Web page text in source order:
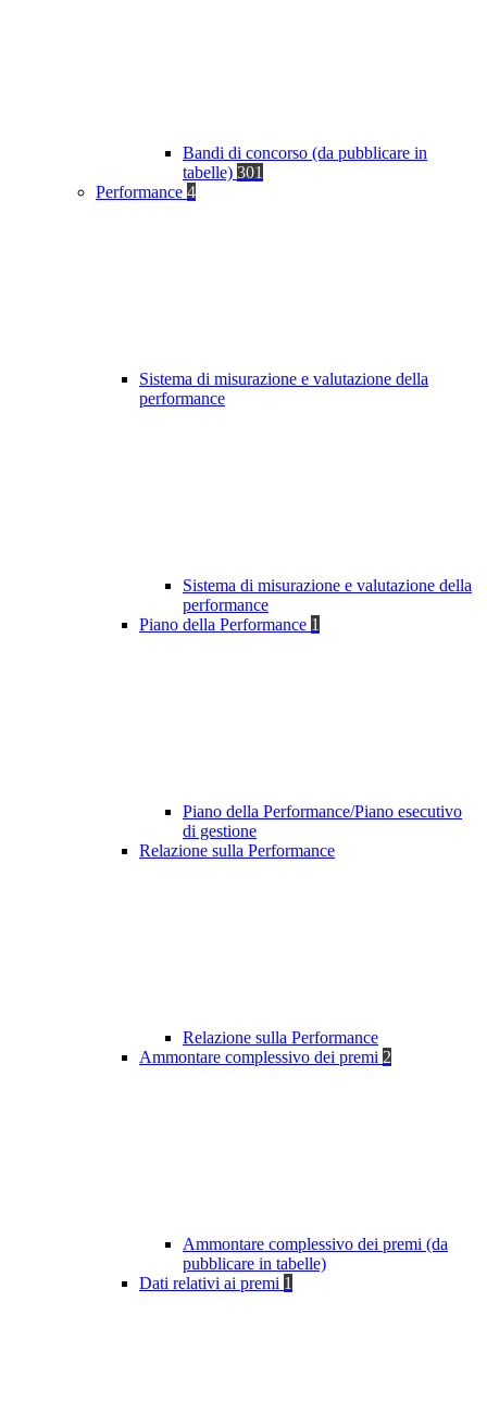
Bandi di concorso (da pubblicare in
tabelle) 301
Performance 4
Sistema di misurazione e valutazione della
performance
Sistema di misurazione e valutazione della
performance
Piano della Performance 1
Piano della Performance/Piano esecutivo
di gestione
Relazione sulla Performance
Relazione sulla Performance
Ammontare complessivo dei premi 2
Ammontare complessivo dei premi (da
pubblicare in tabelle)
Dati relativi ai premi 1